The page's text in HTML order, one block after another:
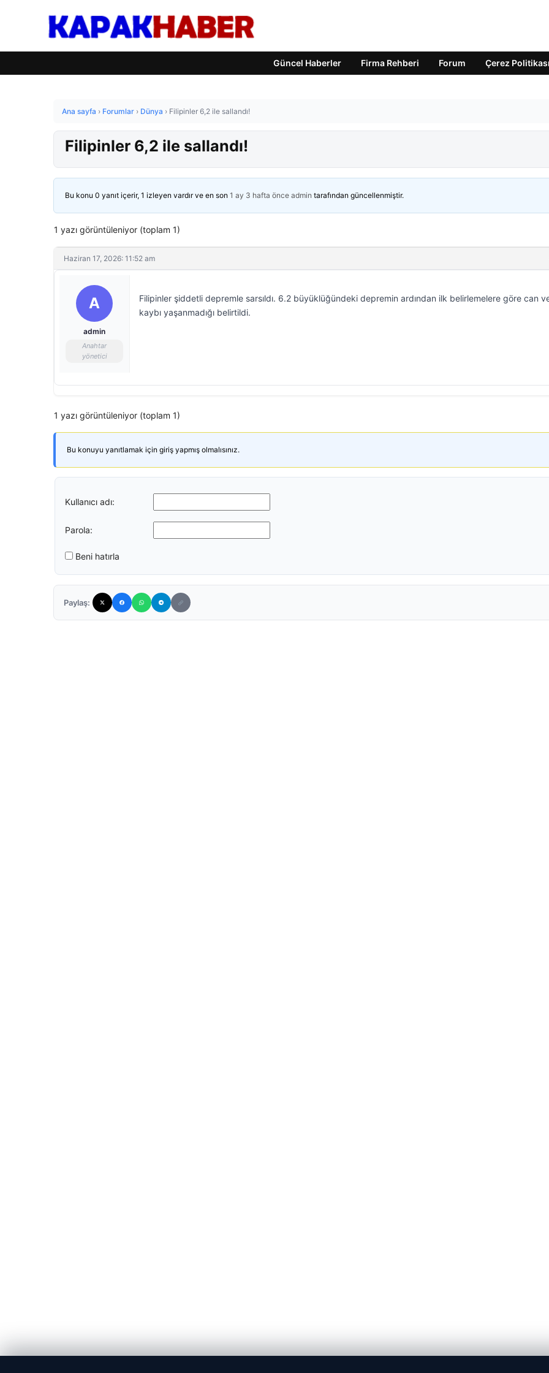
Güncel Haberler Firma Rehberi Forum Çerez Politikası
Ana sayfa › Forumlar › Dünya › Filipinler 6,2 ile sallandı!
Filipinler 6,2 ile sallandı!
Bu konu 0 yanıt içerir, 1 izleyen vardır ve en son 1 ay 3 hafta önce admin tarafından güncellenmiştir.
1 yazı görüntüleniyor (toplam 1)
Haziran 17, 2026: 11:52 am
A
admin
Anahtar
yönetici
Filipinler şiddetli depremle sarsıldı. 6.2 büyüklüğündeki depremin ardından ilk belirlemelere göre can
kaybı yaşanmadığı belirtildi.
1 yazı görüntüleniyor (toplam 1)
Bu konuyu yanıtlamak için giriş yapmış olmalısınız.
Kullanıcı adı:
Parola:
Beni hatırla
Paylaş: